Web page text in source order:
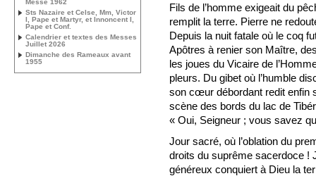
Fils de l’homme exigeait du
remplit la terre. Pierre ne
Depuis la nuit fatale où le coq
Apôtres à renier son Maître,
les joues du Vicaire de
pleurs. Du gibet où l’humble
son cœur débordant redit enfin
scène des bords du lac de
« Oui, Seigneur ; vous savez
Jour sacré, où l’oblation du
droits du suprême sacerdoce !
généreux conquiert à Dieu la
Messe 1962
Sts Nazaire et Celse, Mm, Victor
I, Pape et Martyr, et Innoncent I,
Pape et Conf.
Calendrier et textes des Messes
Juillet 2026
Dimanche des Rameaux avant
1955